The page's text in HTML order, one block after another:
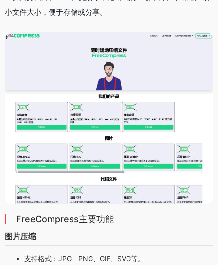
小文件大小，便于存储或分享。
FreeCompress主要功能
图片压缩
支持格式：JPG、PNG、GIF、SVG等。